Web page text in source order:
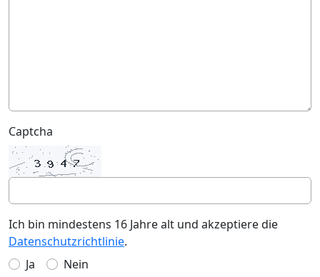
Captcha
Ich bin mindestens 16 Jahre alt und akzeptiere die
Datenschutzrichtlinie.
Ja
Nein